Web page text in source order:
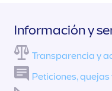
Información y
Transparencia y
Peticiones,